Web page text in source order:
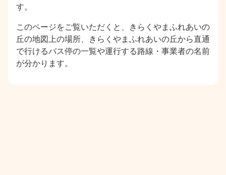
す。
このページをご覧いただくと、きらくやまふれあいの
丘の地図上の場所、きらくやまふれあいの丘から直通
で行けるバス停の一覧や運行する路線・事業者の名前
が分かります。